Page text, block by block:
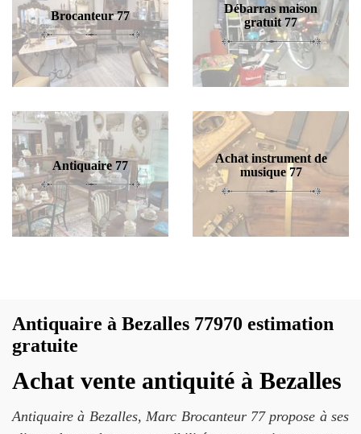
Brocanteur 77
Débarras maison
gratuit 77
Antiquaire 77
Achat instrument de
musique 77
Antiquaire à Bezalles 77970 estimation
gratuite
Achat vente antiquité à Bezalles
Antiquaire à Bezalles, Marc Brocanteur 77 propose à ses